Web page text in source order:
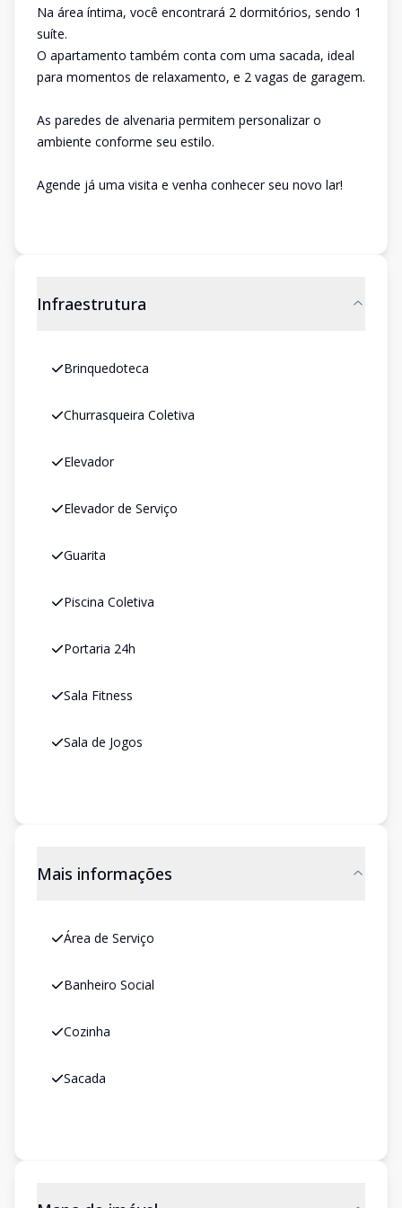
Na área íntima, você encontrará 2 dormitórios, sendo 1
suíte.
O apartamento também conta com uma sacada, ideal
para momentos de relaxamento, e 2 vagas de garagem.
As paredes de alvenaria permitem personalizar o
ambiente conforme seu estilo.
Agende já uma visita e venha conhecer seu novo lar!
Infraestrutura
Brinquedoteca
Churrasqueira Coletiva
Elevador
Elevador de Serviço
Guarita
Piscina Coletiva
Portaria 24h
Sala Fitness
Sala de Jogos
Mais informações
Área de Serviço
Banheiro Social
Cozinha
Sacada